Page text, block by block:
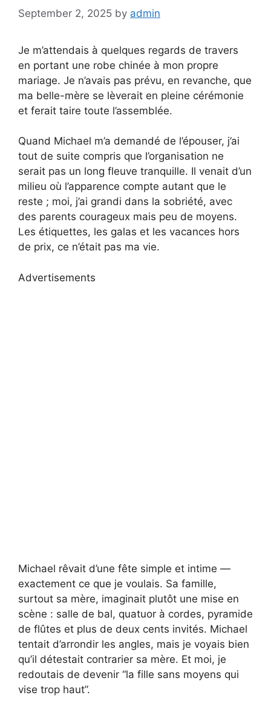
September 2, 2025 by admin
Je m’attendais à quelques regards de travers
en portant une robe chinée à mon propre
mariage. Je n’avais pas prévu, en revanche, que
ma belle-mère se lèverait en pleine cérémonie
et ferait taire toute l’assemblée.
Quand Michael m’a demandé de l’épouser, j’ai
tout de suite compris que l’organisation ne
serait pas un long fleuve tranquille. Il venait d’un
milieu où l’apparence compte autant que le
reste ; moi, j’ai grandi dans la sobriété, avec
des parents courageux mais peu de moyens.
Les étiquettes, les galas et les vacances hors
de prix, ce n’était pas ma vie.
Advertisements
Michael rêvait d’une fête simple et intime —
exactement ce que je voulais. Sa famille,
surtout sa mère, imaginait plutôt une mise en
scène : salle de bal, quatuor à cordes, pyramide
de flûtes et plus de deux cents invités. Michael
tentait d’arrondir les angles, mais je voyais bien
qu’il détestait contrarier sa mère. Et moi, je
redoutais de devenir “la fille sans moyens qui
vise trop haut”.